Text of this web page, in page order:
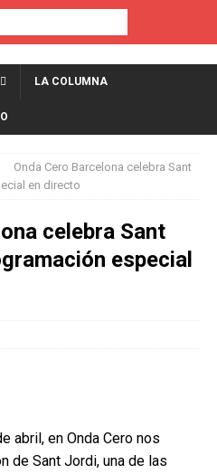
LA COLUMNA
Onda Cero Barcelona celebra Sant
en directo
celebra Sant
especial
abril, en Onda Cero nos
de Sant Jordi, una de las